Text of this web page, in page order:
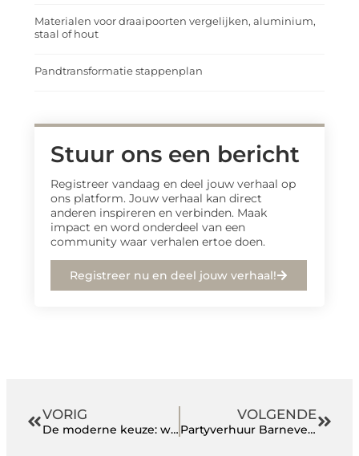
Materialen voor draaipoorten vergelijken, aluminium,
staal of hout
Pandtransformatie stappenplan
Stuur ons een bericht
Registreer vandaag en deel jouw verhaal op
ons platform. Jouw verhaal kan direct
anderen inspireren en verbinden. Maak
impact en word onderdeel van een
community waar verhalen ertoe doen.
Registreer nu en deel jouw verhaal!
VORIG
De moderne keuze: waarom kiezen voor een elektrische fiets?
VOLGENDE
Partyverhuur Barneveld: Vier jouw feest zorgeloos